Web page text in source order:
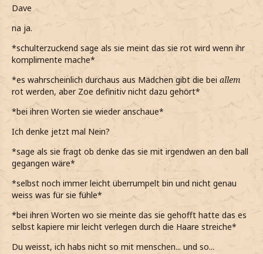
irgendeinem Freund als Begleitung zum Ball gehen?
*leise frage*
Ich habe gehofft, dass du es irgendwann von selbst
kapierst, aber das hast du nicht.
*mit trockner Stimme erkläre*
Ich kann das so nicht mehr. Das macht mich fertig. Es
wirft mich einfach aus der Bahn.
*wenn selbst Marie merkt was los ist, dann schon echt
heftigen Liebeskummer habe*
*sonst niemand merkt was in mir vorgeht*
*meinen Skizzenbuch aus der Tasche hole*
*so durchblätter, dass er sieht, was bzw. wen ich fast
immer gezeichnet habe, nämlich ihn*
Dave
na ja.
*schulterzuckend sage als sie meint das sie rot wird wenn ihr
komplimente mache*
*es wahrscheinlich durchaus aus Mädchen gibt die bei allem
rot werden, aber Zoe definitiv nicht dazu gehört*
*bei ihren Worten sie wieder anschaue*
Ich denke jetzt mal Nein?
*sage als sie fragt ob denke das sie mit irgendwen an den ball
gegangen wäre*
*selbst noch immer leicht überrumpelt bin und nicht genau
weiss was für sie fühle*
*bei ihren Worten wo sie meinte das sie gehofft hatte das es
selbst kapiere mir leicht verlegen durch die Haare streiche*
Du weisst, ich habs nicht so mit menschen... und so...